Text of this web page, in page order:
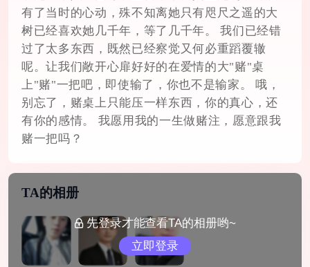
有了当时的心动，殊不知离她只有咫尺之遥的大
树已经喜欢她几千年，等了几千年。 我们已经错
过了太多东西，既然已经察觉又何必重蹈覆辙
呢。让我们敞开心扉好好的在爱情的大"赌"桌
上"赌"一把吧，即使输了，你也不是输家。 哦，
别忘了，赌桌上只能压一样东西，你的真心，还
有你的感情。 我愿用我的一生做赌注，愿意跟我
赌一把吗？
TA的相册
先登录才能查看TA的相册哟~
立即登录